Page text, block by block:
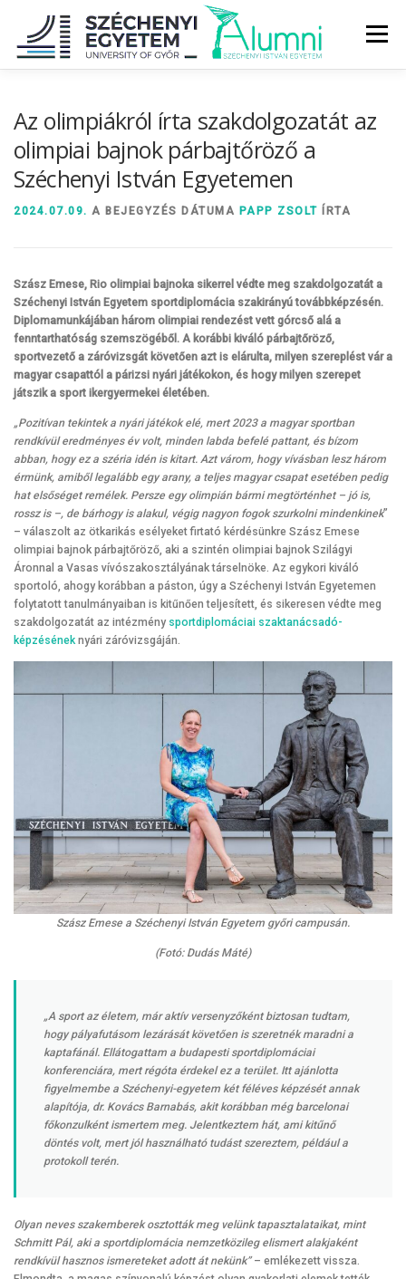
tartalomhoz
Menü
DIPLOMAÁTADÓ DIPLOMÁN TÚL
Az olimpiákról írta szakdolgozatát az
olimpiai bajnok párbajtőröző a
Széchenyi István Egyetemen
2024.07.09. A BEJEGYZÉS DÁTUMA PAPP ZSOLT ÍRTA
Szász Emese, Rio olimpiai bajnoka sikerrel védte meg szakdolgozatát a
Széchenyi István Egyetem sportdiplomácia szakirányú továbbképzésén.
Diplomamunkájában három olimpiai rendezést vett górcső alá a
fenntarthatóság szemszögéből. A korábbi kiváló párbajtőröző,
sportvezető a záróvizsgát követően azt is elárulta, milyen szereplést vár a
magyar csapattól a párizsi nyári játékokon, és hogy milyen szerepet
játszik a sport ikergyermekei életében.
„Pozitívan tekintek a nyári játékok elé, mert 2023 a magyar sportban
rendkívül eredményes év volt, minden labda befelé pattant, és bízom
abban, hogy ez a széria idén is kitart. Azt várom, hogy vívásban lesz három
érmünk, amiből legalább egy arany, a teljes magyar csapat esetében pedig
hat elsőséget remélek. Persze egy olimpián bármi megtörténhet – jó is,
rossz is –, de bárhogy is alakul, végig nagyon fogok szurkolni mindenkinek”
– válaszolt az ötkarikás esélyeket firtató kérdésünkre Szász Emese
olimpiai bajnok párbajtőröző, aki a szintén olimpiai bajnok Szilágyi
Áronnal a Vasas vívószakosztályának társelnöke. Az egykori kiváló
sportoló, ahogy korábban a páston, úgy a Széchenyi István Egyetemen
folytatott tanulmányaiban is kitűnően teljesített, és sikeresen védte meg
szakdolgozatát az intézmény sportdiplomáciai szaktanácsadó-
képzéséneknyári záróvizsgáján.
Szász Emese a Széchenyi István Egyetem győri campusán.
(Fotó: Dudás Máté)
„A sport az életem, már aktív versenyzőként biztosan tudtam,
hogy pályafutásom lezárását követően is szeretnék maradni a
kaptafánál. Ellátogattam a budapesti sportdiplomáciai
konferenciára, mert régóta érdekel ez a terület. Itt ajánlotta
figyelmembe a Széchenyi-egyetem két féléves képzését annak
alapítója, dr. Kovács Barnabás, akit korábban még barcelonai
főkonzulként ismertem meg. Jelentkeztem hát, ami kitűnő
döntés volt, mert jól használható tudást szereztem, például a
protokoll terén.
Olyan neves szakemberek osztották meg velünk tapasztalataikat, mint
Schmitt Pál, aki a sportdiplomácia nemzetközileg elismert alakjaként
rendkívül hasznos ismereteket adott át nekünk”– emlékezett vissza.